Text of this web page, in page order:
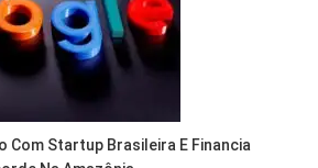
Com Startup Brasileira E Financia